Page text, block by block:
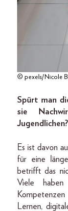
© pexels/Nicole
Spürt man
sie
Jugendlichen?
Es ist davon
für eine
betrifft das
Viele
Lernen,